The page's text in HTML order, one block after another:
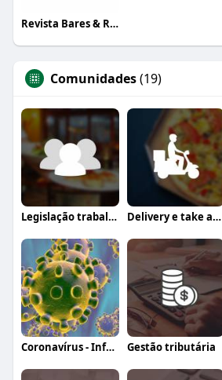
Revista Bares & Restaurantes
Comunidades(19)
Legislação trabalhista Delivery e take away
Coronavírus - Informação, orientação e a Gestão tributária